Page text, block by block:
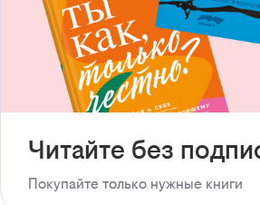
Читайте без
Покупайте только нужные книги